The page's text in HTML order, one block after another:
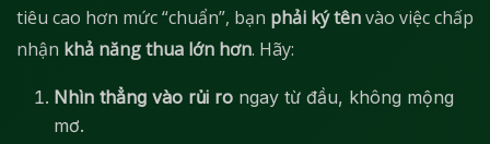
tiêu cao hơn mức “chuẩn”, bạn phải ký tênvào việc chấp
nhận khả năng thua lớn hơn. Hãy:
Nhìn thẳng vào rủi ro ngay từ đầu, không mộng
mơ.